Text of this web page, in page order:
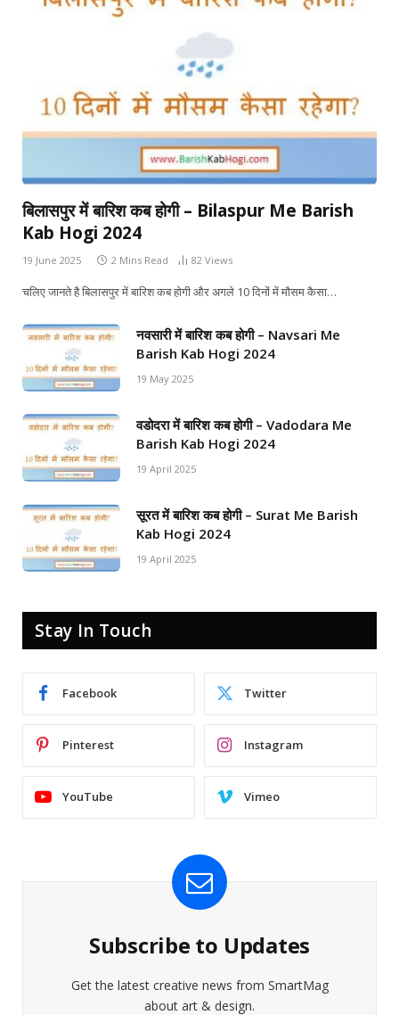
बिलासपुर में बारिश कब होगी – Bilaspur Me Barish
Kab Hogi 2024
19 June 2025 2 Mins Read 82 Views
चलिए जानते है बिलासपुर में बारिश कब होगी और अगले 10 दिनों में मौसम कैसा…
नवसारी में बारिश कब होगी – Navsari Me
Barish Kab Hogi 2024
19 May 2025
वडोदरा में बारिश कब होगी – Vadodara Me
Barish Kab Hogi 2024
19 April 2025
सूरत में बारिश कब होगी – Surat Me Barish
Kab Hogi 2024
19 April 2025
Stay In Touch
Facebook Twitter
Pinterest Instagram
YouTube Vimeo
Subscribe to Updates
Get the latest creative news from SmartMag
about art & design.